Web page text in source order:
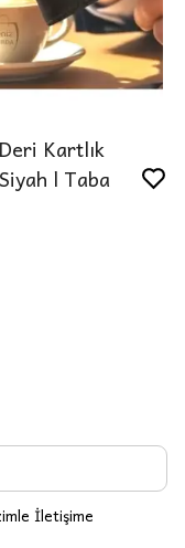
Kartlık
l Taba
İletişime